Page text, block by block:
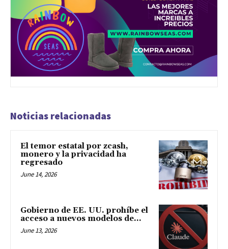
Noticias relacionadas
El temor estatal por zcash,
monero y la privacidad ha
regresado
June 14, 2026
Gobierno de EE. UU. prohíbe el
acceso a nuevos modelos de...
June 13, 2026